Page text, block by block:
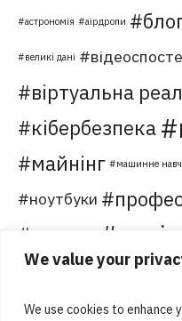
We value your
We use cookies to enhance
астрономія аірдропи
великі дані
віртуальна
кібербезпека
майнінг машинне
ноутбуки
туризм форуми хмарні
чатботи